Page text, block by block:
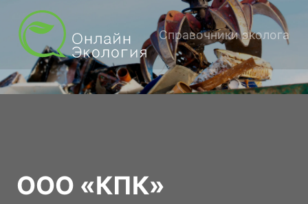
Справочники эколога
ООО «КПК»